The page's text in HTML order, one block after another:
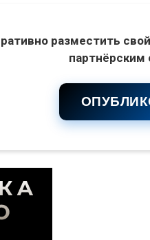
разместить
партнёрским